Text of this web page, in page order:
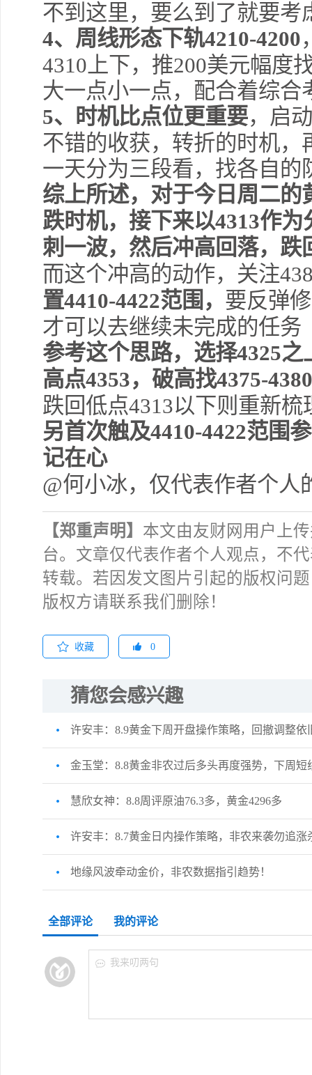
不到这里，要么到了就要考
4、周线形态下轨4210-4200
4310上下，推200美元幅度
大一点小一点，配合着综合
5、时机比点位更重要，启
不错的收获，转折的时机
一天分为三段看，找各自
综上所述，对于今日周二
跌时机，接下来以4313作
刺一波，然后冲高回落，跌
而这个冲高的动作，关注
置4410-4422范围， 要反弹
才可以去继续未完成的任务
参考这个思路，选择4325
高点4353，破高找4375-
跌回低点4313以下则重新梳
另首次触及4410-4422范围
记在心
@何小冰，仅代表作者个人
【郑重声明】 本文由友财网用户上
台。文章仅代表作者个人观点，不
转载。若因发文图片引起的版权问
版权方请联系我们删除！
收藏 0
猜您会感兴趣
许安丰：8.9黄金下周开盘操作策略，回撤调整依
金玉堂：8.8黄金非农过后多头再度强势，下周短
慧欣女神：8.8周评原油76.3多，黄金4296多
许安丰：8.7黄金日内操作策略，非农来袭勿追涨
地缘风波牵动金价，非农数据指引趋势！
全部评论 我的评论
我来叨两句